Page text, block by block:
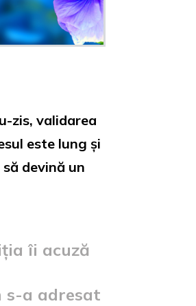
zis, validarea
este lung și
devină un
îi acuză
s-a adresat